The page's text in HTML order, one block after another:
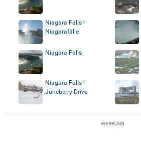
Niagara Falls -
Niagarafälle
Niagara Falls
Niagara Falls -
Juneberry Drive
WERBUNG